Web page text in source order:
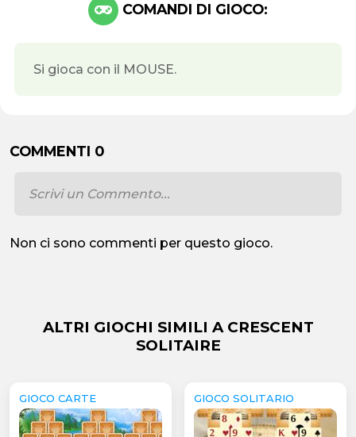
COMANDI DI GIOCO:
Si gioca con il MOUSE.
COMMENTI 0
Non ci sono commenti per questo gioco.
ALTRI GIOCHI SIMILI A CRESCENT
SOLITAIRE
GIOCO CARTE GIOCO SOLITARIO